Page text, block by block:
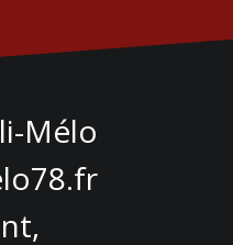
Mélo